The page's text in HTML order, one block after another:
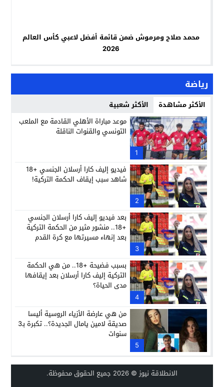
محمد صلاح ومرموش ضمن قائمة أفضل لاعبي كأس العالم
2026
رياضة
الأكثر مشاهدة الأكثر شعبية
1
موعد مباراة الأهلي القادمة مع الملعب
التونسي والقنوات الناقلة
2
فيديو إليف كارا أرسلان الجنسي +18
شاهد سبب إيقاف الحكمة التركية!
3
بعد فيديو إليف كارا أرسلان الجنسي
+18.. منشور مثير من الحكمة التركية
بعد إنهاء مسيرتها مع كرة القدم
4
بسبب فضيحة +18.. من هي الحكمة
التركية إليف كارا أرسلان بعد إيقافها
مدى الحياة؟
5
من هي عارضة الأزياء الروسية أليسا
صديقة لامين يامال الجديدة؟.. تكبرة بـ3
سنوات
الانطلاقة نيوز © 2026 جميع الحقوق محفوظة.